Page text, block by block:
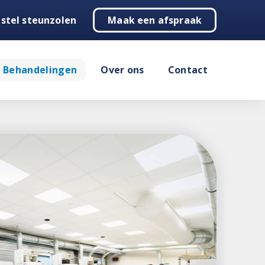
steunzolen Maak een afspraak
Behandelingen Over ons Contact